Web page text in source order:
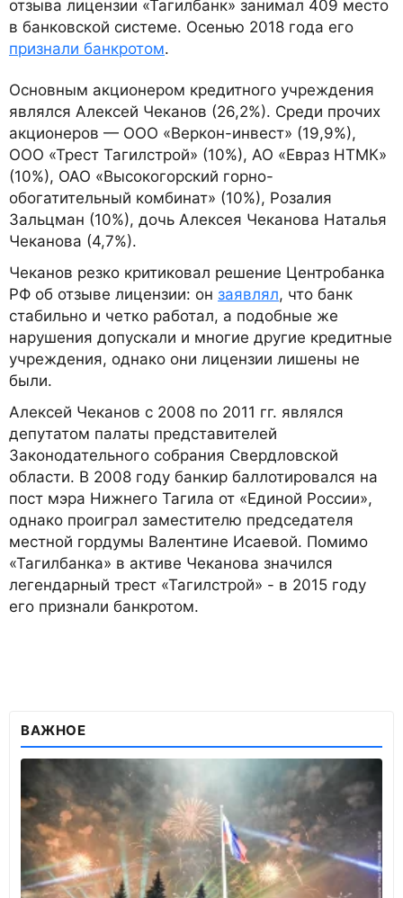
отзыва лицензии «Тагилбанк» занимал 409 место
в банковской системе. Осенью 2018 года его
признали банкротом.
Основным акционером кредитного учреждения
являлся Алексей Чеканов (26,2%). Среди прочих
акционеров — ООО «Веркон-инвест» (19,9%),
ООО «Трест Тагилстрой» (10%), АО «Евраз НТМК»
(10%), ОАО «Высокогорский горно-
обогатительный комбинат» (10%), Розалия
Зальцман (10%), дочь Алексея Чеканова Наталья
Чеканова (4,7%).
Чеканов резко критиковал решение Центробанка
РФ об отзыве лицензии: он заявлял, что банк
стабильно и четко работал, а подобные же
нарушения допускали и многие другие кредитные
учреждения, однако они лицензии лишены не
были.
Алексей Чеканов с 2008 по 2011 гг. являлся
депутатом палаты представителей
Законодательного собрания Свердловской
области. В 2008 году банкир баллотировался на
пост мэра Нижнего Тагила от «Единой России»,
однако проиграл заместителю председателя
местной гордумы Валентине Исаевой. Помимо
«Тагилбанка» в активе Чеканова значился
легендарный трест «Тагилстрой» - в 2015 году
его признали банкротом.
ВАЖНОЕ